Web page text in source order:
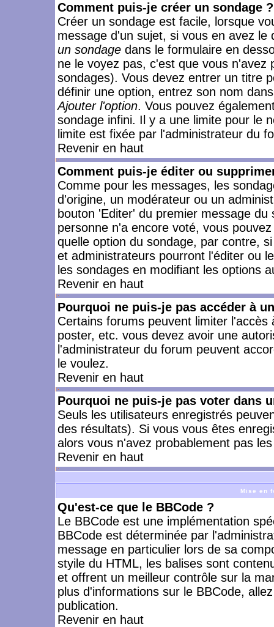
Comment puis-je créer un sondage ?
Créer un sondage est facile, lorsque
message d'un sujet, si vous en avez
un sondage dans le formulaire en
ne le voyez pas, c'est que vous
sondages). Vous devez entrer un titre
définir une option, entrez son nom
Ajouter l'option. Vous pouvez
sondage infini. Il y a une limite pour le
limite est fixée par l'administrateur du
Revenir en haut
Comment puis-je éditer ou
Comme pour les messages, les
d'origine, un modérateur ou un
bouton 'Editer' du premier message
personne n'a encore voté, vous
quelle option du sondage, par contre,
et administrateurs pourront l'éditer ou
les sondages en modifiant les options
Revenir en haut
Pourquoi ne puis-je pas accéder à
Certains forums peuvent limiter
poster, etc. vous devez avoir une
l'administrateur du forum peuvent
le voulez.
Revenir en haut
Pourquoi ne puis-je pas voter dans
Seuls les utilisateurs enregistrés
des résultats). Si vous vous êtes
alors vous n'avez probablement pas
Revenir en haut
Mise en
Qu'est-ce que le BBCode ?
Le BBCode est une implémentation
BBCode est déterminée par
message en particulier lors de sa
styile du HTML, les balises sont
et offrent un meilleur contrôle sur la
plus d'informations sur le BBCode,
publication.
Revenir en haut